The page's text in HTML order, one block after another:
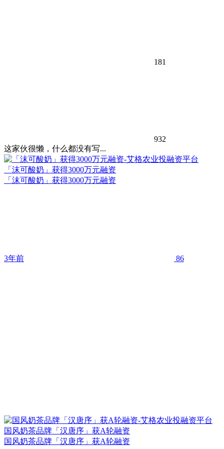
181
932
这家伙很懒，什么都没有写...
「沫可酸奶」获得3000万元融资
「沫可酸奶」获得3000万元融资
3年前 86
国风奶茶品牌「汉唐序」获A轮融资
国风奶茶品牌「汉唐序」获A轮融资